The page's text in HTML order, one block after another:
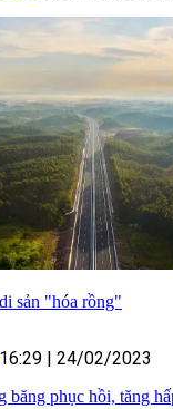
sản "hóa rồng"
16:29 | 24/02/2023